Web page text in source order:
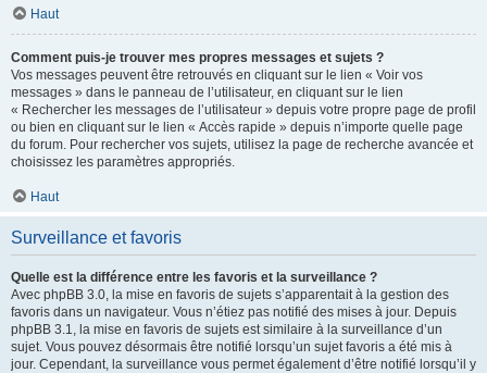
Haut
Comment puis-je trouver mes propres messages et sujets ?
Vos messages peuvent être retrouvés en cliquant sur le lien « Voir vos
messages » dans le panneau de l’utilisateur, en cliquant sur le lien
« Rechercher les messages de l’utilisateur » depuis votre propre page de profil
ou bien en cliquant sur le lien « Accès rapide » depuis n’importe quelle page
du forum. Pour rechercher vos sujets, utilisez la page de recherche avancée et
choisissez les paramètres appropriés.
Haut
Surveillance et favoris
Quelle est la différence entre les favoris et la surveillance ?
Avec phpBB 3.0, la mise en favoris de sujets s’apparentait à la gestion des
favoris dans un navigateur. Vous n’étiez pas notifié des mises à jour. Depuis
phpBB 3.1, la mise en favoris de sujets est similaire à la surveillance d’un
sujet. Vous pouvez désormais être notifié lorsqu’un sujet favoris a été mis à
jour. Cependant, la surveillance vous permet également d’être notifié lorsqu’il y